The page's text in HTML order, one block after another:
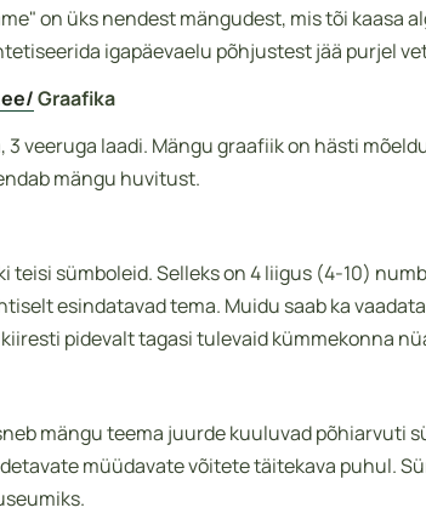
on üks nendest mängudest, mis tõi
igapäevaelu põhjustest jää purjel
Graafika
3 veeruga laadi. Mängu graafiik on hästi
mängu huvitust.
teisi sümboleid. Selleks on 4 liigus (4-10)
esindatavad tema. Muidu saab ka
pidevalt tagasi tulevaid kümmekonna
mängu teema juurde kuuluvad põhiarvuti
müüdavate võitete täitekava puhul.